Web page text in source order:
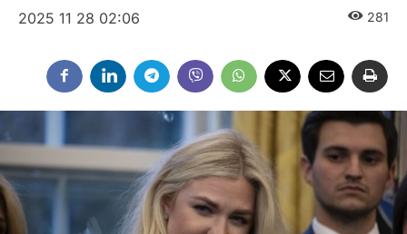
2025 11 28 02:06 281